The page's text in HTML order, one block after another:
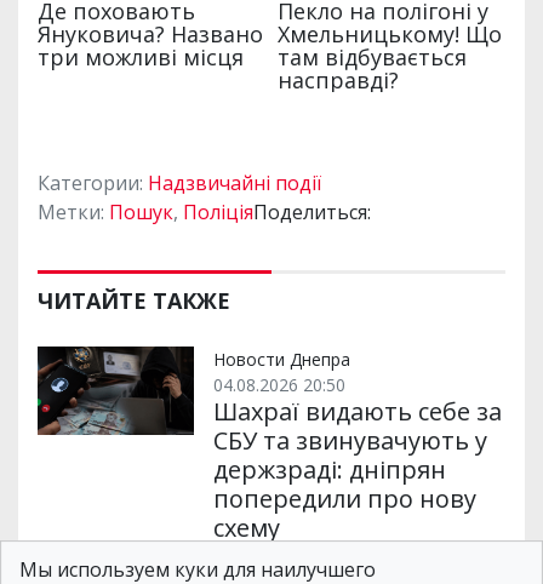
Категории: Надзвичайні події
Метки: Пошук, ПоліціяПоделиться:
ЧИТАЙТЕ ТАКЖЕ
Новости Днепра
04.08.2026 20:50
Шахраї видають себе за
СБУ та звинувачують у
держзраді: дніпрян
попередили про нову
схему
Мы используем куки для наилучшего